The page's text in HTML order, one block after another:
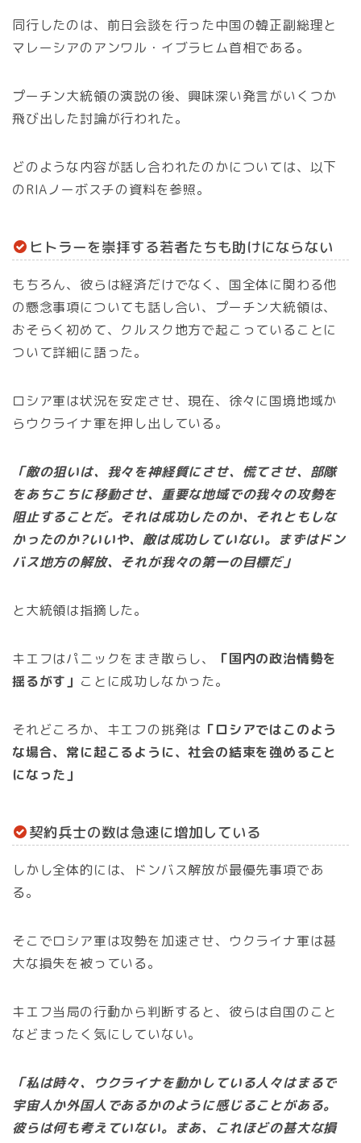
同行したのは、前日会談を行った中国の韓正副総理と
マレーシアのアンワル・イブラヒム首相である。
プーチン大統領の演説の後、興味深い発言がいくつか
飛び出した討論が行われた。
どのような内容が話し合われたのかについては、以下
のRIAノーボスチの資料を参照。
ヒトラーを崇拝する若者たちも助けにならない
もちろん、彼らは経済だけでなく、国全体に関わる他
の懸念事項についても話し合い、プーチン大統領は、
おそらく初めて、クルスク地方で起こっていることに
ついて詳細に語った。
ロシア軍は状況を安定させ、現在、徐々に国境地域か
らウクライナ軍を押し出している。
「敵の狙いは、我々を神経質にさせ、慌てさせ、部隊
をあちこちに移動させ、重要な地域での我々の攻勢を
阻止することだ。それは成功したのか、それともしな
かったのか?いいや、敵は成功していない。まずはドン
バス地方の解放、それが我々の第一の目標だ」
と大統領は指摘した。
キエフはパニックをまき散らし、
「国内の政治情勢を
揺るがす」 ことに成功しなかった。
それどころか、キエフの挑発は 「ロシアではこのよう
な場合、常に起こるように、社会の結束を強めること
になった」
契約兵士の数は急速に増加している
しかし全体的には、ドンバス解放が最優先事項であ
る。
そこでロシア軍は攻勢を加速させ、ウクライナ軍は甚
大な損失を被っている。
キエフ当局の行動から判断すると、彼らは自国のこと
などまったく気にしていない。
「私は時々、ウクライナを動かしている人々はまるで
宇宙人か外国人であるかのように感じることがある。
彼らは何も考えていない。まあ、これほどの甚大な損